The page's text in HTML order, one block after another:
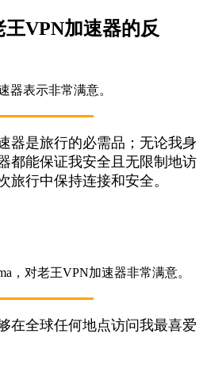
VPN加速器的反
器是旅行的必需品；无论我身
都能保证我安全且无限制地访
旅行中保持连接和安全。
在全球任何地点访问我最喜爱